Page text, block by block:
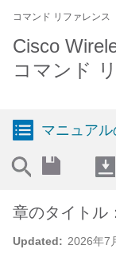
コマンド リファレンス
Cisco
コマンド
マニュア
Updated: 2026年7
章のタイトル